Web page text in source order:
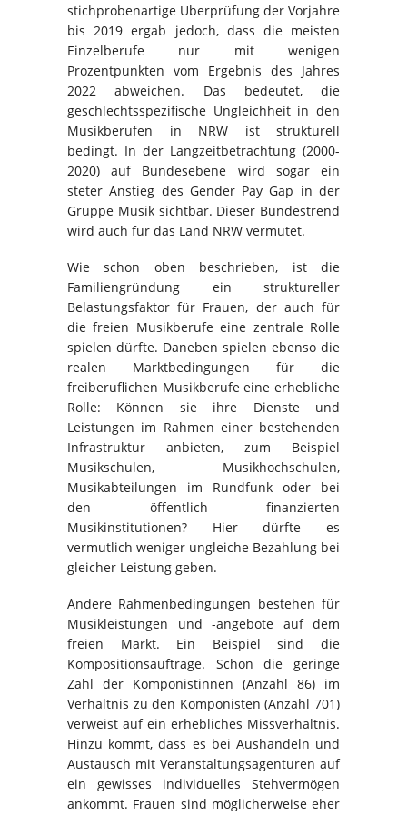
stichprobenartige Überprüfung der Vorjahre
bis 2019 ergab jedoch, dass die meisten
Einzelberufe nur mit wenigen
Prozentpunkten vom Ergebnis des Jahres
2022 abweichen. Das bedeutet, die
geschlechtsspezifische Ungleichheit in den
Musikberufen in NRW ist strukturell
bedingt. In der Langzeitbetrachtung (2000-
2020) auf Bundesebene wird sogar ein
steter Anstieg des Gender Pay Gap in der
Gruppe Musik sichtbar. Dieser Bundestrend
wird auch für das Land NRW vermutet.
Wie schon oben beschrieben, ist die
Familiengründung ein struktureller
Belastungsfaktor für Frauen, der auch für
die freien Musikberufe eine zentrale Rolle
spielen dürfte. Daneben spielen ebenso die
realen Marktbedingungen für die
freiberuflichen Musikberufe eine erhebliche
Rolle: Können sie ihre Dienste und
Leistungen im Rahmen einer bestehenden
Infrastruktur anbieten, zum Beispiel
Musikschulen, Musikhochschulen,
Musikabteilungen im Rundfunk oder bei
den öffentlich finanzierten
Musikinstitutionen? Hier dürfte es
vermutlich weniger ungleiche Bezahlung bei
gleicher Leistung geben.
Andere Rahmenbedingungen bestehen für
Musikleistungen und -angebote auf dem
freien Markt. Ein Beispiel sind die
Kompositionsaufträge. Schon die geringe
Zahl der Komponistinnen (Anzahl 86) im
Verhältnis zu den Komponisten (Anzahl 701)
verweist auf ein erhebliches Missverhältnis.
Hinzu kommt, dass es bei Aushandeln und
Austausch mit Veranstaltungsagenturen auf
ein gewisses individuelles Stehvermögen
ankommt. Frauen sind möglicherweise eher